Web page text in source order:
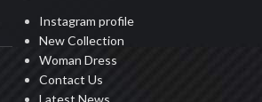
Instagram profile
New Collection
Woman Dress
Contact Us
Latest News